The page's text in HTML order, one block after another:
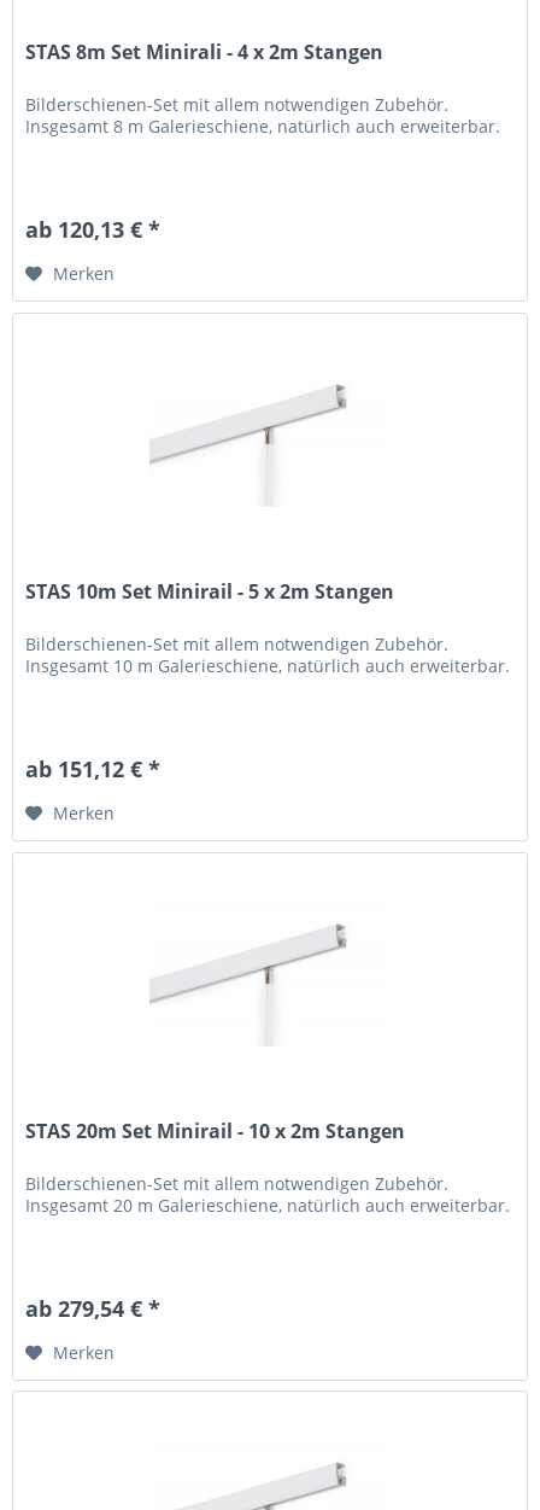
STAS 8m Set Minirali - 4 x 2m Stangen
Bilderschienen-Set mit allem notwendigen Zubehör.
Insgesamt 8 m Galerieschiene, natürlich auch erweiterbar.
ab 120,13 € *
Merken
STAS 10m Set Minirail - 5 x 2m Stangen
Bilderschienen-Set mit allem notwendigen Zubehör.
Insgesamt 10 m Galerieschiene, natürlich auch erweiterbar.
ab 151,12 € *
Merken
STAS 20m Set Minirail - 10 x 2m Stangen
Bilderschienen-Set mit allem notwendigen Zubehör.
Insgesamt 20 m Galerieschiene, natürlich auch erweiterbar.
ab 279,54 € *
Merken